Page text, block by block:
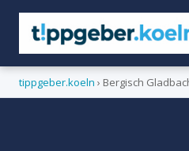
tippgeber.koeln › Bergisch